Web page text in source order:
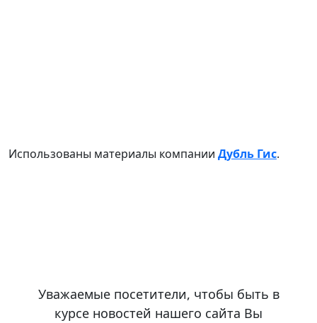
Использованы материалы компании Дубль Гис.
Уважаемые посетители, чтобы быть в
курсе новостей нашего сайта Вы